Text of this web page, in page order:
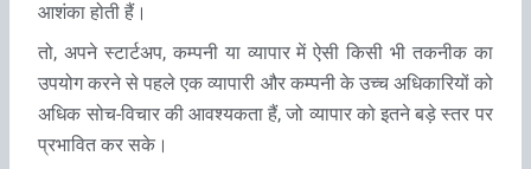
आशंका होती हैं।
तो, अपने स्‍टार्टअप, कम्‍पनी या व्‍यापार में ऐसी किसी भी तकनीक का
उपयोग करने से पहले एक व्‍यापारी और कम्‍पनी के उच्‍च अधिकारियों को
अधिक सोच-विचार की आवश्‍यकता हैं, जो व्‍यापार को इतने बड़े स्‍तर पर
प्रभावित कर सके।